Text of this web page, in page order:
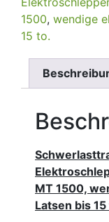
1500, wendige
15 to.
MT 1500,
Latsen bis